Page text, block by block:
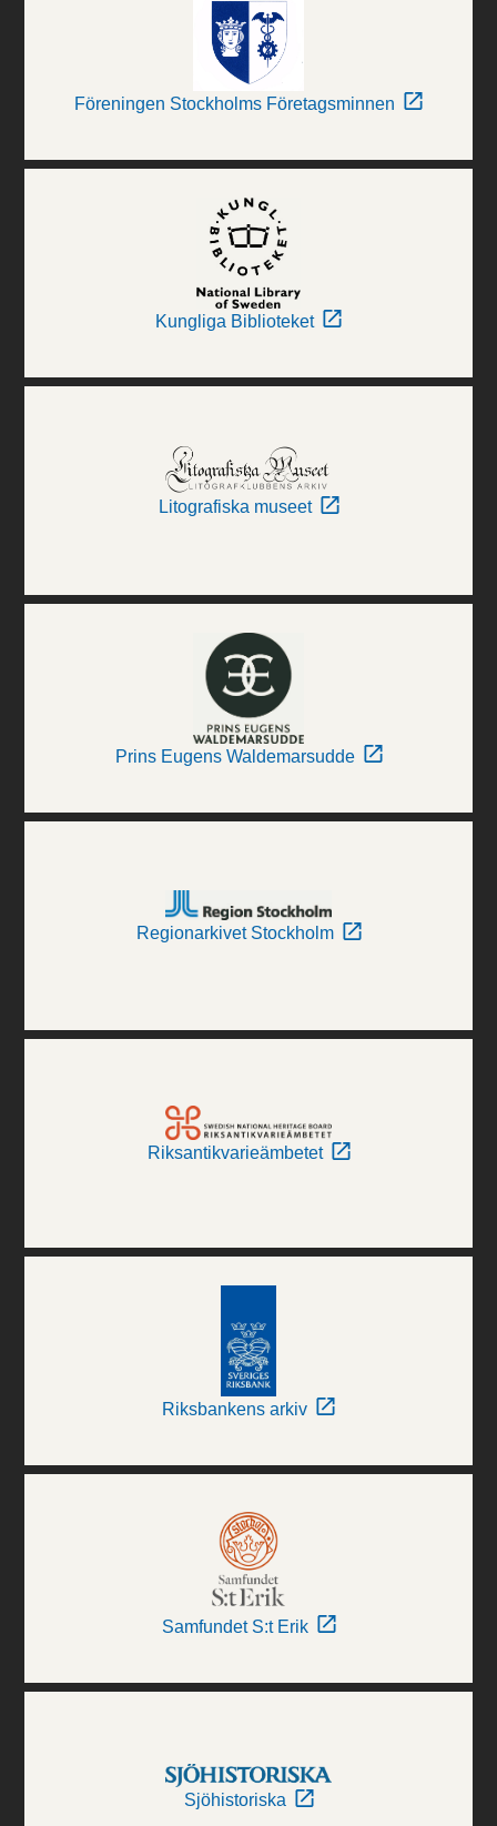
Föreningen Stockholms Företagsminnen
Kungliga Biblioteket
Litografiska museet
Prins Eugens Waldemarsudde
Regionarkivet Stockholm
Riksantikvarieämbetet
Riksbankens arkiv
Samfundet S:t Erik
Sjöhistoriska